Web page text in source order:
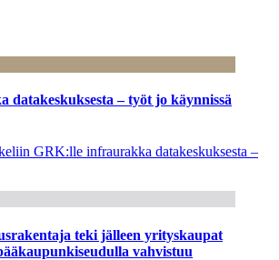
datakeskuksesta – työt jo käynnissä
GRK:lle infraurakka datakeskuksesta –
teki jälleen yrityskaupat
vahvistuu